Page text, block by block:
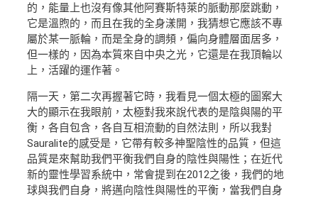
的，能量上也沒有像其他阿賽斯特萊的脈動那麼跳動，
它是溫煦的，而且在我的全身漾開，我猜想它應該不專
屬於某一脈輪，而是全身的調頻，偏向身體層面居多，
但一樣的，因為本質來自中央之光，它還是在我頂輪以
上，活躍的運作著。
隔一天，第二次再握著它時，我看見一個太極的圖案大
大的顯示在我眼前，太極對我來說代表的是陰與陽的平
衡，各自包含，各自互相流動的自然法則，所以我對
Sauralite的感受是，它帶有較多神聖陰性的品質，但這
品質是來幫助我們平衡我們自身的陰性與陽性；在近代
新的靈性學習系統中，常會提到在2012之後，我們的地
球與我們自身，將邁向陰性與陽性的平衡，當我們自身